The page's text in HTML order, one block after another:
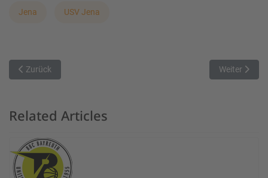
Jena USV Jena
Vorheriger Beitrag: Marktheidenfeld siegt deutlich gegen Neustadt
Zurück Nächster
Weiter
Related Articles